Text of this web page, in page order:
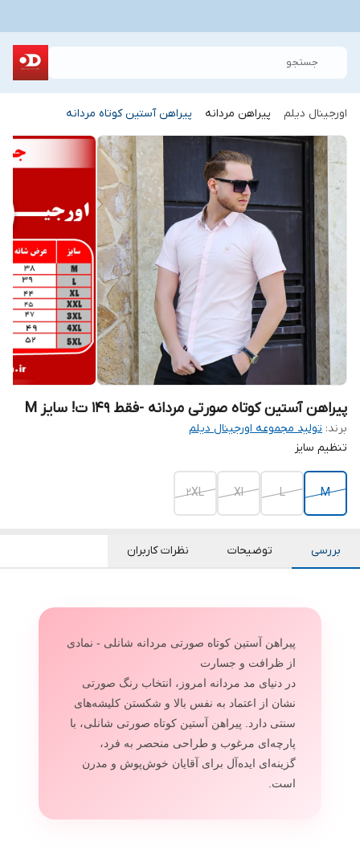
جستجو
اورجینال دیلم پیراهن مردانه پیراهن آستین کوتاه مردانه
پیراهن آستین کوتاه صورتی مردانه -فقط 149 ت! سایز M
برند: تولید مجموعه اورجینال دیلم
تنظیم سایز
M
L
Xl
2XL
بررسی توضیحات نظرات کاربران
پیراهن آستین کوتاه صورتی مردانه شانلی - نمادی
از ظرافت و جسارت
در دنیای مد مردانه امروز، انتخاب رنگ صورتی
نشان از اعتماد به نفس بالا و شکستن کلیشه‌های
سنتی دارد. پیراهن آستین کوتاه صورتی شانلی، با
پارچه‌ای مرغوب و طراحی منحصر به فرد،
گزینه‌ای ایده‌آل برای آقایان خوش‌پوش و مدرن
است.